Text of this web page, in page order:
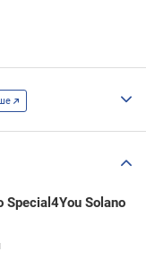
Special4You Solano